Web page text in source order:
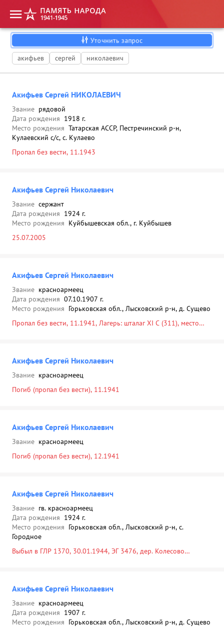
Уточнить запрос
акифьев
сергей николаевич
Акифьев Сергей НИКОЛАЕВИЧ
Звание рядовой
Дата рождения 1918 г.
Место рождения Татарская АССР, Пестречинский р-н,
Кулаевский с/с, с. Кулаево
Пропал без вести, 11.1943
Акифьев Сергей Николаевич
Звание сержант
Дата рождения 1924 г.
Место рождения Куйбышевская обл., г. Куйбышев
25.07.2005
Акифьев Сергей Николаевич
Звание красноармеец
Дата рождения 07.10.1907 г.
Место рождения Горьковская обл., Лысковский р-н, д. Сущево
Пропал без вести, 11.1941, Лагерь: шталаг XI C (311), место
Акифьев Сергей Николаевич
Звание красноармеец
Погиб (пропал без вести), 11.1941
Акифьев Сергей Николаевич
Звание красноармеец
Погиб (пропал без вести), 12.1941
Акифьев Сергей Николаевич
Звание гв. красноармеец
Дата рождения 1924 г.
Место рождения Горьковская обл., Лысковский р-н, с.
Городное
Выбыл в ГЛР 1370, 30.01.1944, ЭГ 3476, дер. Колесово
Акифьев Сергей Николаевич
Звание красноармеец
Дата рождения 1907 г.
Место рождения Горьковская обл., Лысковский р-н, д. Сущево